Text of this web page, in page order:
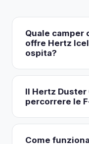
Quale camper
offre Hertz
ospita?
Hertz Iceland
tetto: il Dacia
4x4 manuale a 6
un materasso
bagagliaio
Il Hertz Duster
percorrere le
Sì. Il Dacia Duster
con trazione 4x4
Come